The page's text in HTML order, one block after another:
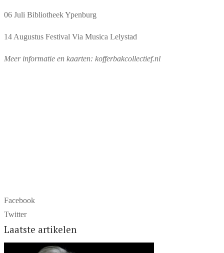
06 Juli Bibliotheek Ypenburg
14 Augustus Festival Via Musica Lelystad
Meer informatie en kaarten: kofferbakcollectief.nl
Facebook
Twitter
Laatste artikelen